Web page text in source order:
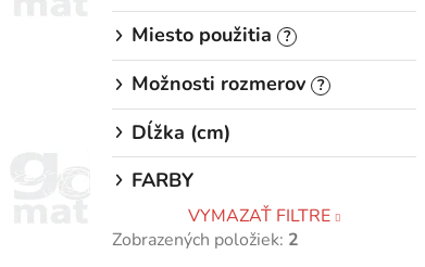
Miesto použitia ?
Možnosti rozmerov ?
Dĺžka (cm)
FARBY
VYMAZAŤ FILTRE
Zobrazených položiek: 2